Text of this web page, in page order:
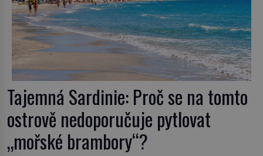
Tajemná Sardinie: Proč se na tomto
ostrově nedoporučuje pytlovat
„mořské brambory“?